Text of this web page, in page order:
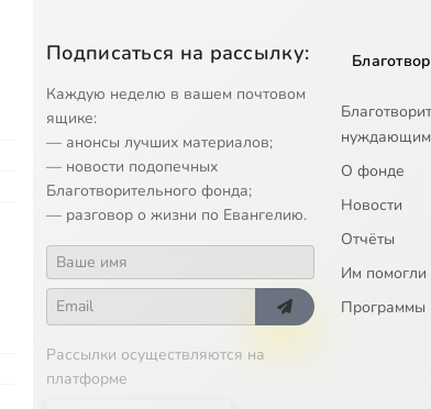
Подписаться на рассылку:
Каждую неделю в вашем почтовом
ящике:
— анонсы лучших материалов;
— новости подопечных
Благотворительного фонда;
— разговор о жизни по Евангелию.
Рассылки осуществляются на
платформе
О фонде
Новости
Отчёты
Им помогли
Программы